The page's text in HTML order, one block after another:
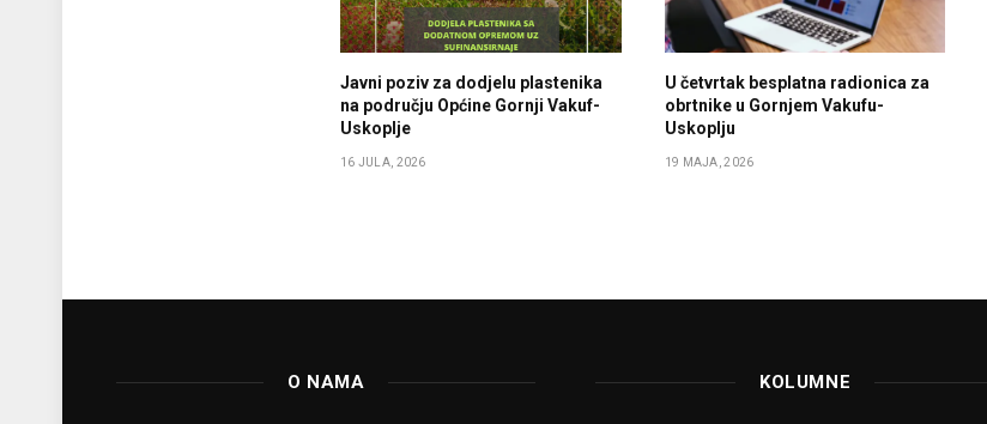
Javni poziv za dodjelu plastenika
na području Općine Gornji Vakuf-
Uskoplje
16 JULA, 2026
U četvrtak besplatna radionica za
obrtnike u Gornjem Vakufu-
Uskoplju
19 MAJA, 2026
O NAMA KOLUMNE